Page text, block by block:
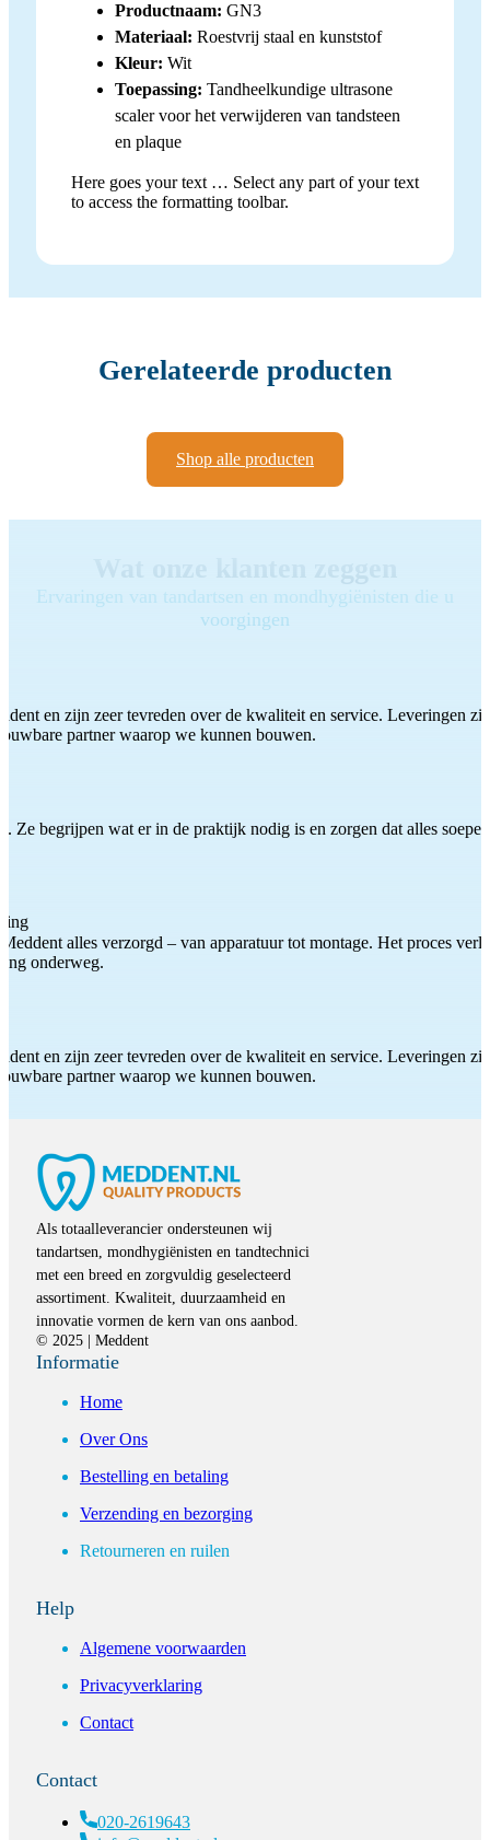
Productnaam: GN3
Materiaal: Roestvrij staal en kunststof
Kleur: Wit
Toepassing: Tandheelkundige ultrasone
scaler voor het verwijderen van tandsteen
en plaque
Here goes your text … Select any part of your text
to access the formatting toolbar.
Gerelateerde producten
Shop alle producten
Ervaringen van tandartsen en mondhygiënisten die u
voorgingen
en zijn zeer tevreden over de kwaliteit en service. Leveringen
partner waarop we kunnen bouwen.
Ze begrijpen wat er in de praktijk nodig is en zorgen dat alles
alles verzorgd – van apparatuur tot montage. Het proces
onderweg.
en zijn zeer tevreden over de kwaliteit en service. Leveringen
partner waarop we kunnen bouwen.
Als totaalleverancier ondersteunen wij
tandartsen, mondhygiënisten en tandtechnici
met een breed en zorgvuldig geselecteerd
assortiment. Kwaliteit, duurzaamheid en
innovatie vormen de kern van ons aanbod.
© 2025 | Meddent
Informatie
Home
Over Ons
Bestelling en betaling
Verzending en bezorging
Retourneren en ruilen
Help
Algemene voorwaarden
Privacyverklaring
Contact
Contact
020-2619643